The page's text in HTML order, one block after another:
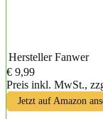
Hersteller Fanwer
€ 9,99
Preis inkl. MwSt.,
Jetzt auf Amazon